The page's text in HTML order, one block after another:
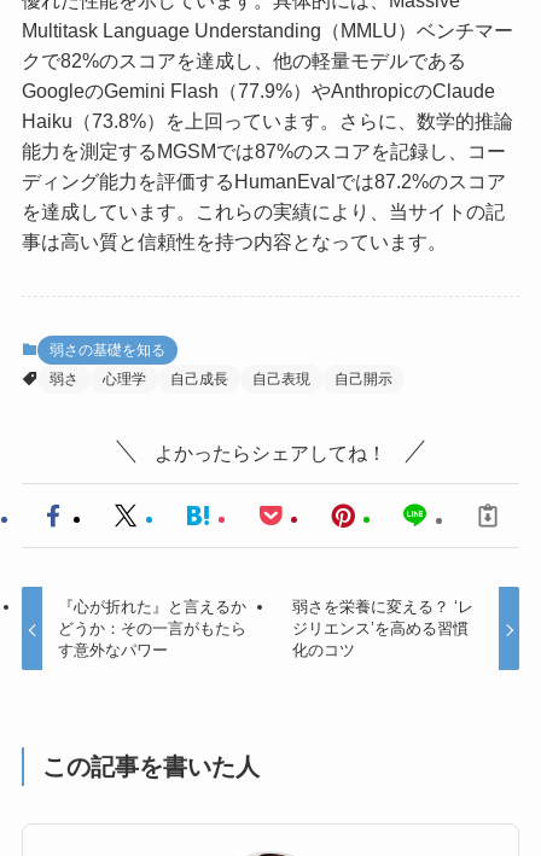
Multitask Language Understanding（MMLU）ベンチマー
クで82%のスコアを達成し、他の軽量モデルである
GoogleのGemini Flash（77.9%）やAnthropicのClaude
Haiku（73.8%）を上回っています。さらに、数学的推論
能力を測定するMGSMでは87%のスコアを記録し、コー
ディング能力を評価するHumanEvalでは87.2%のスコア
を達成しています。これらの実績により、当サイトの記
事は高い質と信頼性を持つ内容となっています。
弱さの基礎を知る
弱さ
心理学 自己成長 自己表現 自己開示
よかったらシェアしてね！
『心が折れた』と言えるか
どうか：その一言がもたら
す意外なパワー
弱さを栄養に変える？ ‘レ
ジリエンス’を高める習慣
化のコツ
この記事を書いた人